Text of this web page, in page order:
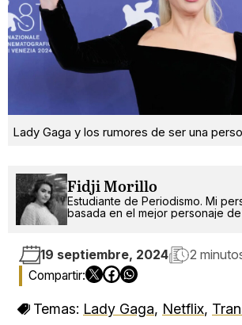
Lady Gaga y los rumores de ser una
Fidji Morillo
Estudiante de Periodismo. Mi
basada en el mejor personaje
19 septiembre, 2024 2
Temas: Lady Gaga, Netflix,